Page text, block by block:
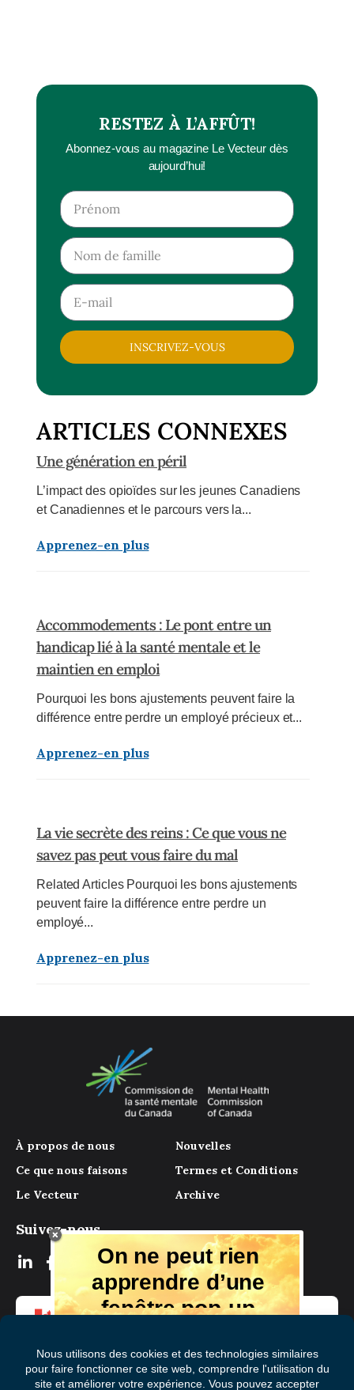
RESTEZ À L’AFFÛT!
Abonnez-vous au magazine Le Vecteur dès
aujourd’hui!
INSCRIVEZ-VOUS
ARTICLES CONNEXES
Une génération en péril
L’impact des opioïdes sur les jeunes Canadiens
et Canadiennes et le parcours vers la...
Apprenez-en plus
Accommodements : Le pont entre un
handicap lié à la santé mentale et le
maintien en emploi
Pourquoi les bons ajustements peuvent faire la
différence entre perdre un employé précieux et...
Apprenez-en plus
La vie secrète des reins : Ce que vous ne
savez pas peut vous faire du mal
Related Articles Pourquoi les bons ajustements
peuvent faire la différence entre perdre un
employé...
Apprenez-en plus
À propos de nous
Ce que nous faisons
Le Vecteur
Nouvelles
Termes et Conditions
Archive
Suivez-nous
On ne peut rien
apprendre d’une
fenêtre pop-up
et de ceux qui ont vécu l'expérience.
Recevez chaque mois des conseils et